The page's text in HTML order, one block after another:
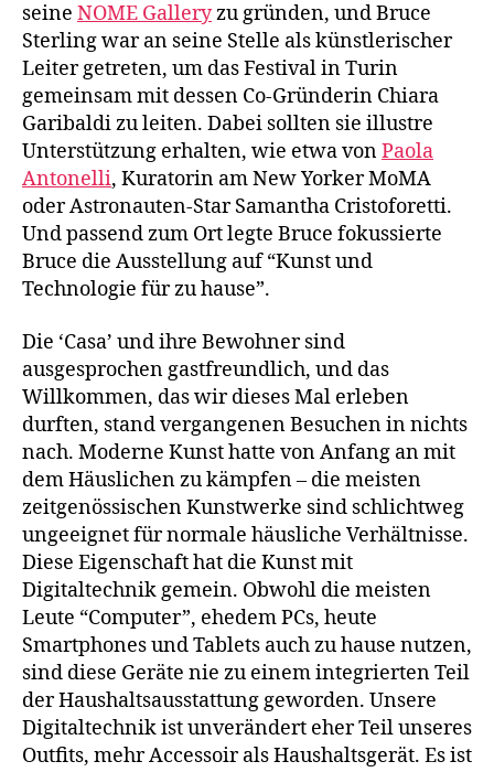
seine NOME Galleryzu gründen, und Bruce
Sterling war an seine Stelle als künstlerischer
Leiter getreten, um das Festival in Turin
gemeinsam mit dessen Co-Gründerin Chiara
Garibaldi zu leiten. Dabei sollten sie illustre
Unterstützung erhalten, wie etwa vonPaola
Antonelli, Kuratorin am New Yorker MoMA
oder Astronauten-Star Samantha Cristoforetti.
Und passend zum Ort legte Bruce fokussierte
Bruce die Ausstellung auf “Kunst und
Technologie für zu hause”.
Die ‘Casa’ und ihre Bewohner sind
ausgesprochen gastfreundlich, und das
Willkommen, das wir dieses Mal erleben
durften, stand vergangenen Besuchen in nichts
nach. Moderne Kunst hatte von Anfang an mit
dem Häuslichen zu kämpfen – die meisten
zeitgenössischen Kunstwerke sind schlichtweg
ungeeignet für normale häusliche Verhältnisse.
Diese Eigenschaft hat die Kunst mit
Digitaltechnik gemein. Obwohl die meisten
Leute “Computer”, ehedem PCs, heute
Smartphones und Tablets auch zu hause nutzen,
sind diese Geräte nie zu einem integrierten Teil
der Haushaltsausstattung geworden. Unsere
Digitaltechnik ist unverändert eher Teil unseres
Outfits, mehr Accessoir als Haushaltsgerät. Es ist